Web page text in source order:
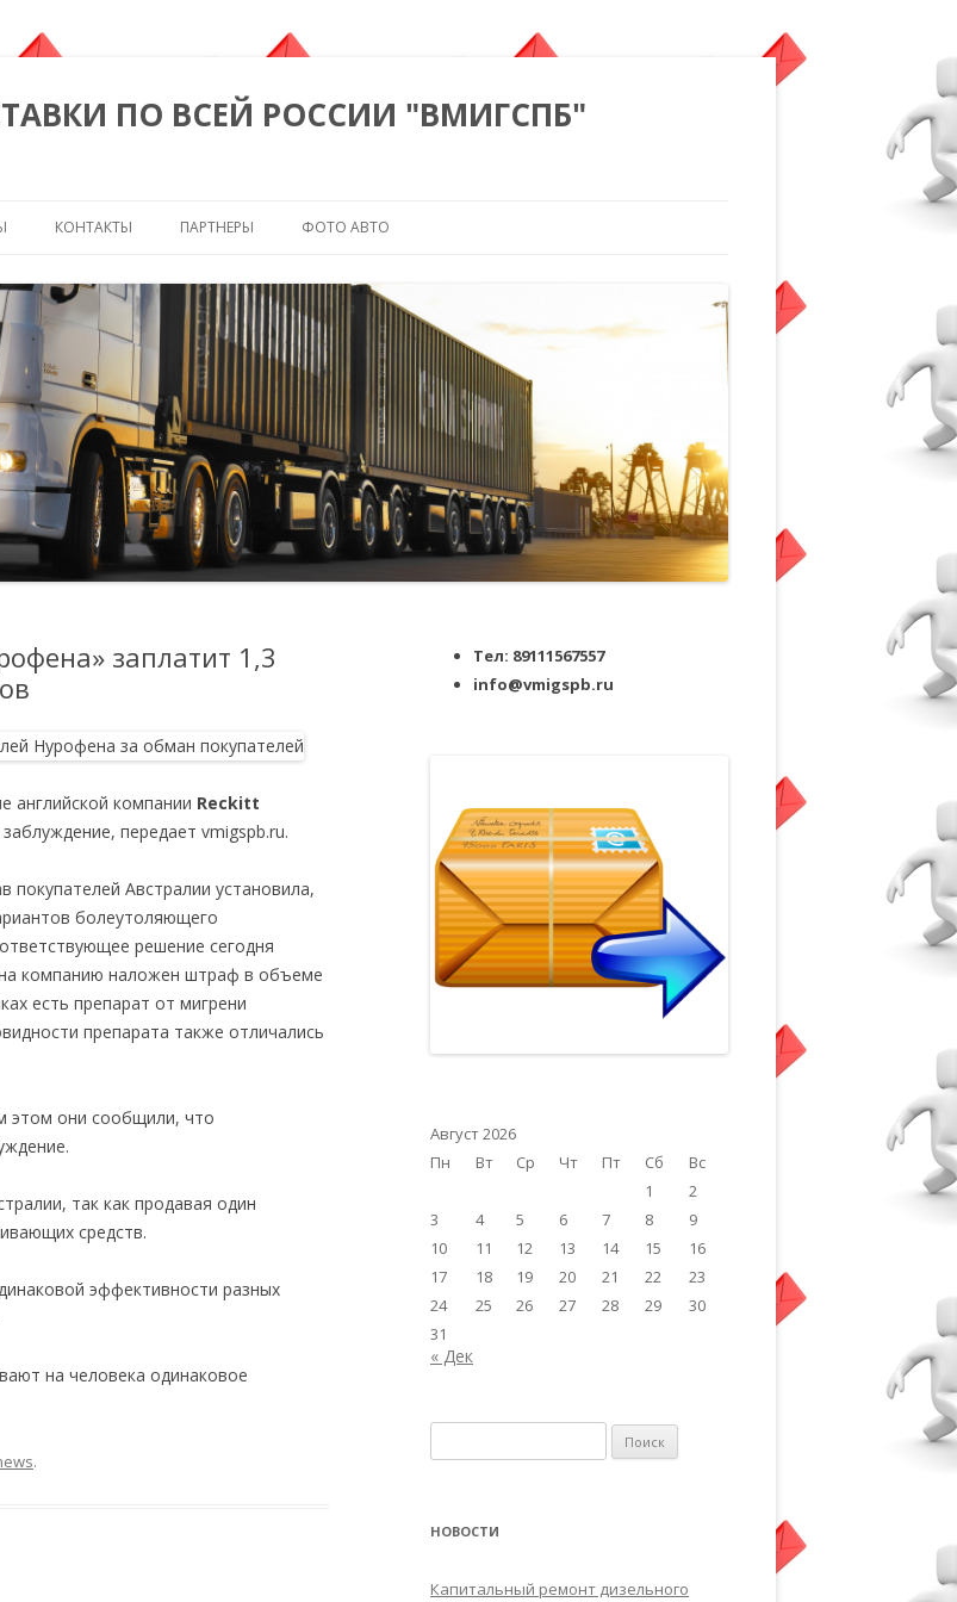
ПО ВСЕЙ РОССИИ "ВМИГСПБ"
КОНТАКТЫ ПАРТНЕРЫ ФОТО АВТО
заплатит 1,3
английской компании Reckitt
передает vmigspb.ru.
покупателей Австралии установила,
болеутоляющего
решение сегодня
компанию наложен штраф в объеме
есть препарат от мигрени
препарата также отличались
этом они сообщили, что
так как продавая один
средств.
эффективности разных
на человека одинаковое
.
Тел: 89111567557
info@vmigspb.ru
Август 2026
Пн
Вт Ср Чт Пт Сб
Вс
1
2
3
4 5 6 7 8
9
10
11 12 13 14 15
16
17
18 19 20 21 22
23
24
25 26 27 28 29
30
31
« Дек
НОВОСТИ
Капитальный ремонт дизельного